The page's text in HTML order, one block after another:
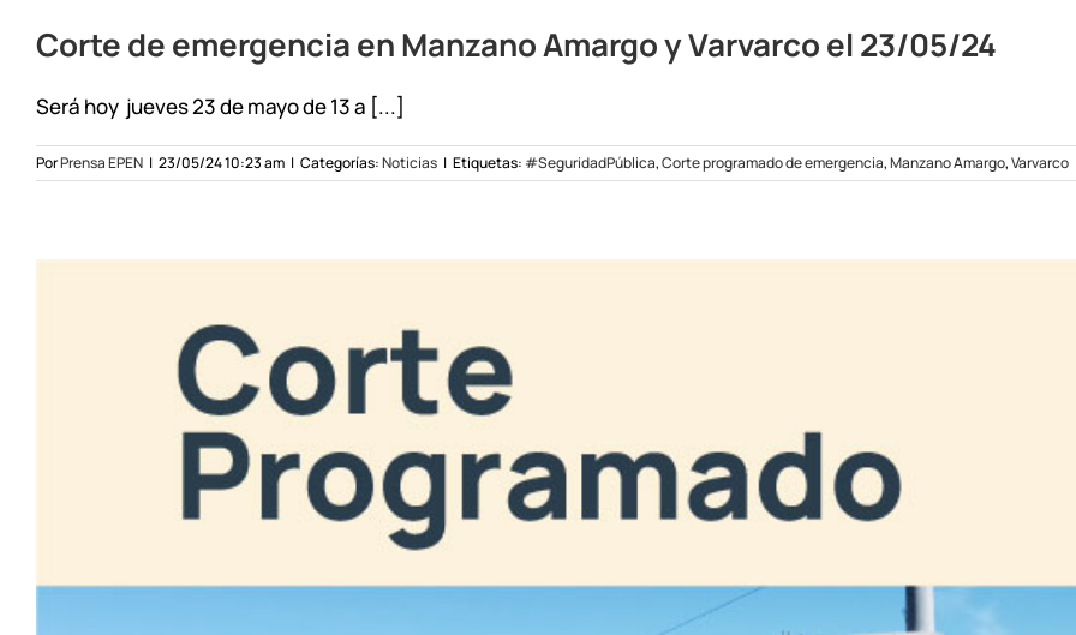
Corte de emergencia en Manzano Amargo y Varvarco el 23/05/24
Será hoy jueves 23 de mayo de 13 a [...]
PorPrensa EPEN | 23/05/24 10:23 am | Categorías:Noticias | Etiquetas: #SeguridadPública,Corte programado de emergencia,Manzano Amargo,Varvarco